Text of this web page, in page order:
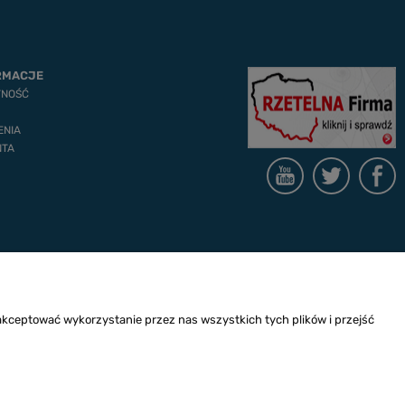
wykorzystanie przez nas wszystkich tych plików i przejść